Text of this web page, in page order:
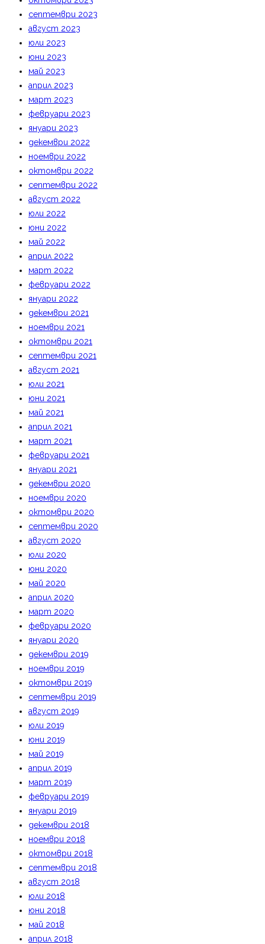
септември 2023
август 2023
юли 2023
юни 2023
май 2023
април 2023
март 2023
февруари 2023
януари 2023
декември 2022
ноември 2022
октомври 2022
септември 2022
август 2022
юли 2022
юни 2022
май 2022
април 2022
март 2022
февруари 2022
януари 2022
декември 2021
ноември 2021
октомври 2021
септември 2021
август 2021
юли 2021
юни 2021
май 2021
април 2021
март 2021
февруари 2021
януари 2021
декември 2020
ноември 2020
октомври 2020
септември 2020
август 2020
юли 2020
юни 2020
май 2020
април 2020
март 2020
февруари 2020
януари 2020
декември 2019
ноември 2019
октомври 2019
септември 2019
август 2019
юли 2019
юни 2019
май 2019
април 2019
март 2019
февруари 2019
януари 2019
декември 2018
ноември 2018
октомври 2018
септември 2018
август 2018
юли 2018
юни 2018
май 2018
април 2018